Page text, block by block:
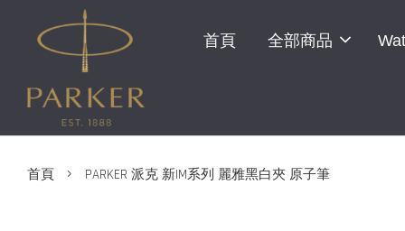
首頁 全部商品
首頁 › PARKER 派克 新IM系列 麗雅黑白夾 原子筆